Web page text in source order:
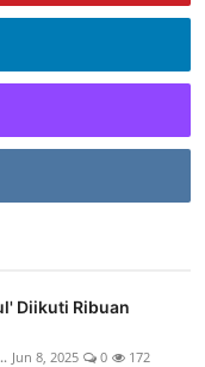
Diikuti Ribuan
Jun 8, 2025 0 172